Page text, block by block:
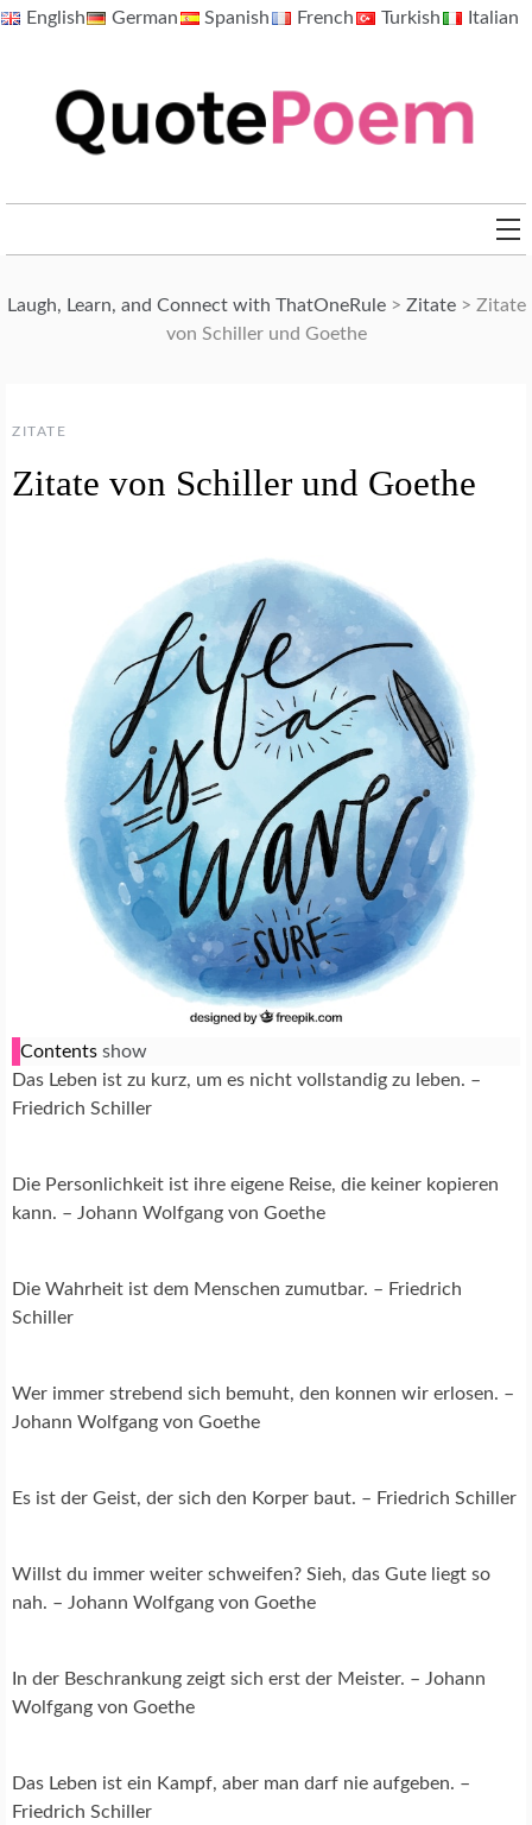
SkipEnglish German Spanish French Turkish Italian
Laugh, Learn, and Connect with ThatOneRule> Zitate> Zitate
von Schiller und Goethe
ZITATE
Zitate von Schiller und Goethe
Contents show
Das Leben ist zu kurz, um es nicht vollstandig zu leben. –
Friedrich Schiller
Die Personlichkeit ist ihre eigene Reise, die keiner kopieren
kann. – Johann Wolfgang von Goethe
Die Wahrheit ist dem Menschen zumutbar. – Friedrich
Schiller
Wer immer strebend sich bemuht, den konnen wir erlosen. –
Johann Wolfgang von Goethe
Es ist der Geist, der sich den Korper baut. – Friedrich Schiller
Willst du immer weiter schweifen? Sieh, das Gute liegt so
nah. – Johann Wolfgang von Goethe
In der Beschrankung zeigt sich erst der Meister. – Johann
Wolfgang von Goethe
Das Leben ist ein Kampf, aber man darf nie aufgeben. –
Friedrich Schiller